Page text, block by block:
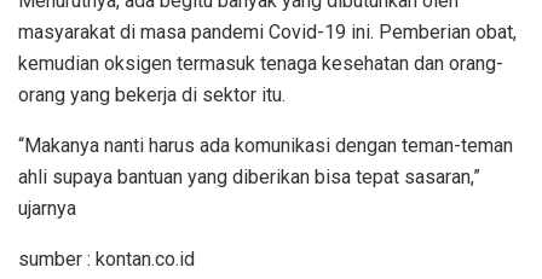
masyarakat di masa pandemi Covid-19 ini. Pemberian obat,
kemudian oksigen termasuk tenaga kesehatan dan orang-
orang yang bekerja di sektor itu.
“Makanya nanti harus ada komunikasi dengan teman-teman
ahli supaya bantuan yang diberikan bisa tepat sasaran,”
ujarnya
sumber : kontan.co.id